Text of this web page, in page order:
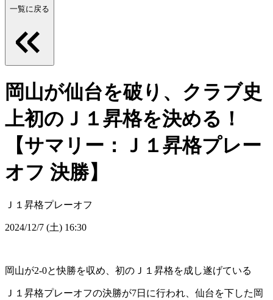
一覧に戻る
岡山が仙台を破り、クラブ史
上初のＪ１昇格を決める！
【サマリー：Ｊ１昇格プレー
オフ 決勝】
Ｊ１昇格プレーオフ
2024/12/7 (土) 16:30
岡山が2-0と快勝を収め、初のＪ１昇格を成し遂げている
Ｊ１昇格プレーオフの決勝が7日に行われ、仙台を下した岡